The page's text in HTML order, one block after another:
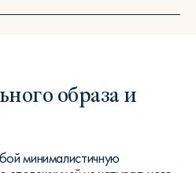
образа и
минималистичную